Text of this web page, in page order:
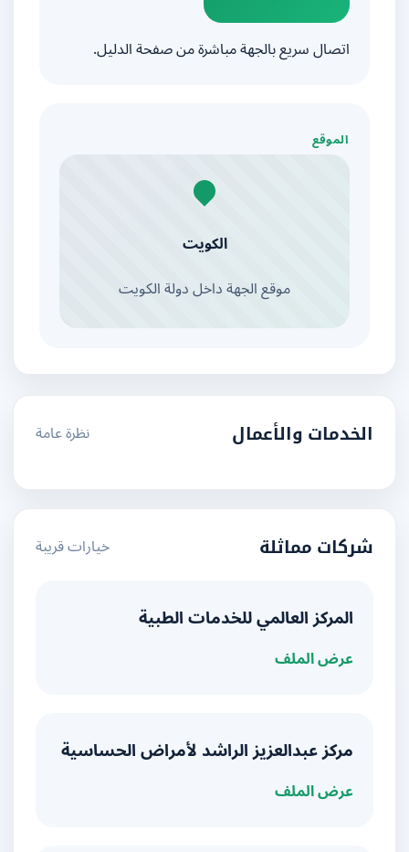
اتصال سريع بالجهة مباشرة من صفحة الدليل.
الموقع
الكويت
موقع الجهة داخل دولة الكويت
الخدمات والأعمال نظرة عامة
شركات مماثلة خيارات قريبة
المركز العالمي للخدمات الطبية
عرض الملف
مركز عبدالعزيز الراشد لأمراض الحساسية
عرض الملف